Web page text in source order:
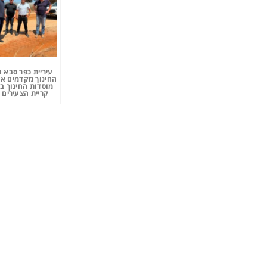
עיריית כפר
החינוך מקדמים
מוסדות החינוך
קריית